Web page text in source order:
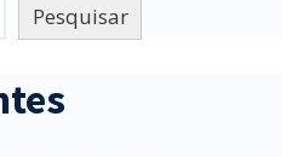
Pesquisar